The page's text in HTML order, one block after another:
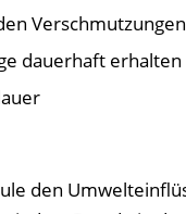
Verschmutzungen
dauerhaft erhalten
den